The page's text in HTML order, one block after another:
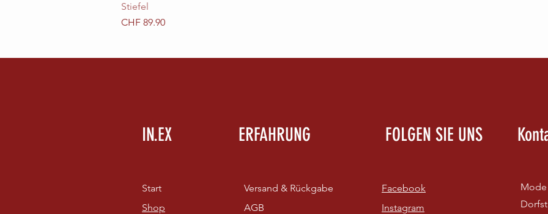
Stiefel
Preis
CHF 89.90
IN.EX ERFAHRUNG FOLGEN SIE UNS
Start
Shop
Versand & Rückgabe
AGB
Facebook
Instagram